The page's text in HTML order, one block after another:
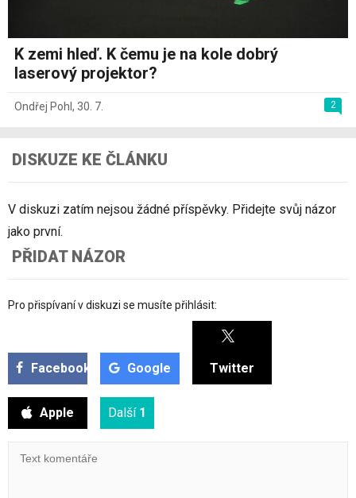
K zemi hleď. K čemu je na kole dobrý
laserový projektor?
2
Ondřej Pohl , 30. 7.
DISKUZE KE ČLÁNKU
V diskuzi zatím nejsou žádné příspěvky. Přidejte svůj názor
jako první.
PŘIDAT NÁZOR
Pro přispívaní v diskuzi se musíte přihlásit:
Facebook Google Twitter
Apple Další 1